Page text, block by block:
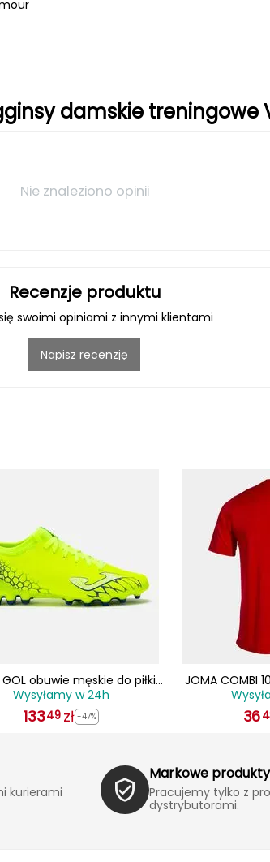
damskie
Nie znaleziono opinii
Recenzje produktu
swoimi opiniami z innymi klientami
Napisz recenzję
obuwie męskie do piłki
lanki GOLS2509AG żółte
Wysyłamy w 24h
13349 zł -47%
JOMA COMBI
męska
36
kurierami
Markowe produkty
Pracujemy tylko z
dystrybutorami.